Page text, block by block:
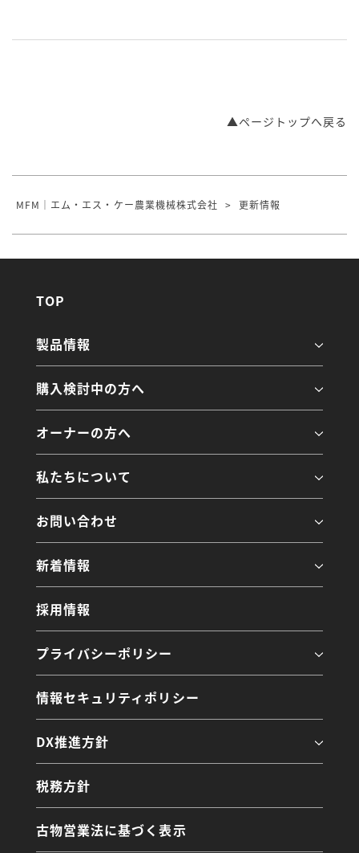
▲ページトップへ戻る
MFM｜エム・エス・ケー農業機械株式会社 > 更新情報
TOP
製品情報
購入検討中の方へ
オーナーの方へ
私たちについて
お問い合わせ
新着情報
採用情報
プライバシーポリシー
情報セキュリティポリシー
DX推進方針
税務方針
古物営業法に基づく表示